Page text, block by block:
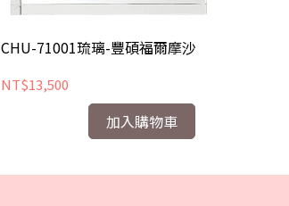
CHU-71001琉璃-豐碩福爾摩沙
NT$13,500
加入購物車